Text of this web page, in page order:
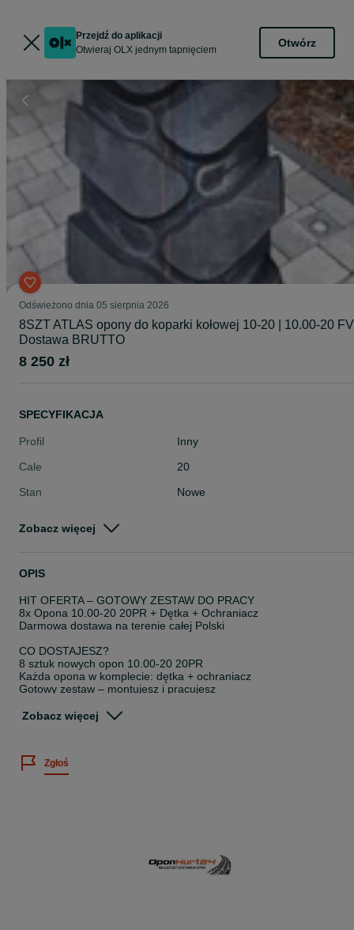
Przejdź do aplikacji
Otwieraj OLX jednym tapnięciem
Otwórz
Odświeżono dnia 05 sierpnia 2026
8SZT ATLAS opony do koparki kołowej 10-20 | 10.00-20 FV
Dostawa BRUTTO
8 250 zł
SPECYFIKACJA
Profil
Inny
Cale
20
Stan
Nowe
Szerokość
Zobacz więcej
OPIS
HIT OFERTA – GOTOWY ZESTAW DO PRACY
8x Opona 10.00-20 20PR + Dętka + Ochraniacz
Darmowa dostawa na terenie całej Polski
CO DOSTAJESZ?
8 sztuk nowych opon 10.00-20 20PR
Każda opona w komplecie: dętka + ochraniacz
Gotowy zestaw – montujesz i pracujesz
Bardzo dobra przyczepność w trudnym terenie
Zmniejszone wibracje i większa stabilność pracy
Cena brutto za komplet 8 sztuk
Zobacz więcej
Zgłoś